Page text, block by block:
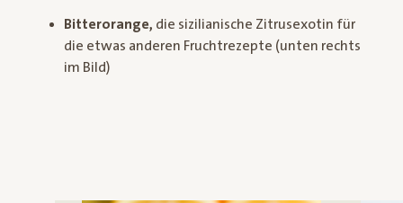
Bitterorange, die sizilianische Zitrusexotin für
die etwas anderen Fruchtrezepte (unten rechts
im Bild)